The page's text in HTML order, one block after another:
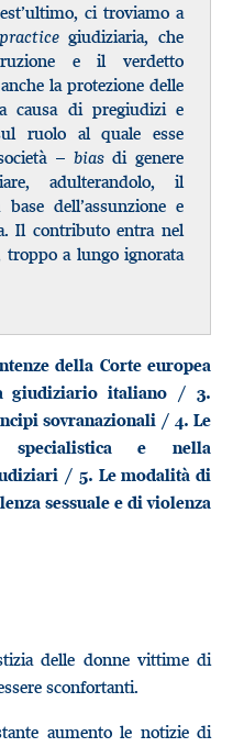
ci troviamo a
giudiziaria, che
e il verdetto
la protezione delle
causa di pregiudizi e
ruolo al quale esse
– biasdi genere
adulterandolo, il
dell’assunzione e
Il contributo entra nel
a lungo ignorata
della Corte europea
giudiziario italiano / 3.
sovranazionali / 4. Le
specialistica e nella
/ 5. Le modalità di
sessuale e di violenza
delle donne vittime di
sconfortanti.
aumento le notizie di